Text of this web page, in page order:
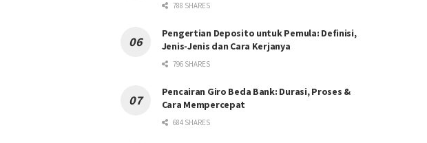
788 SHARES
Pengertian Deposito untuk Pemula: Definisi,
Jenis-Jenis dan Cara Kerjanya
796 SHARES
Pencairan Giro Beda Bank: Durasi, Proses &
Cara Mempercepat
684 SHARES